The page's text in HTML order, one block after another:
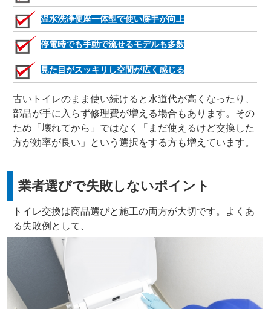
温水洗浄便座一体型で使い勝手が向上
停電時でも手動で流せるモデルも多数
見た目がスッキリし空間が広く感じる
古いトイレのまま使い続けると水道代が高くなったり、
部品が手に入らず修理費が増える場合もあります。その
ため「壊れてから」ではなく「まだ使えるけど交換した
方が効率が良い」という選択をする方も増えています。
業者選びで失敗しないポイント
トイレ交換は商品選びと施工の両方が大切です。よくあ
る失敗例として、